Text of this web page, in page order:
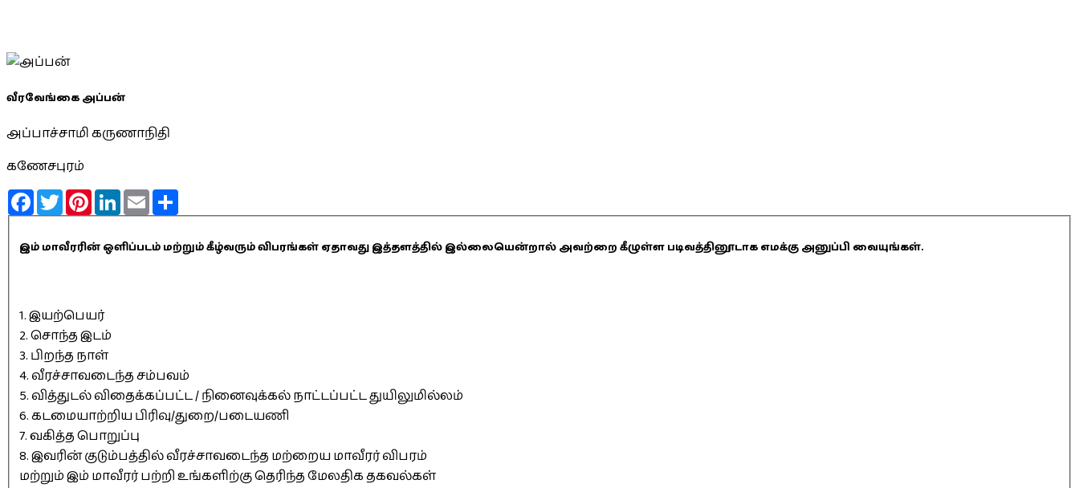
வீரவேங்கை அப்பன்
அப்பாச்சாமி கருணாநிதி
கணேசபுரம்
FacebookTwitterPinterestLinkedInEmail
இம் மாவீரரின் ஒளிப்படம் மற்றும் கீழ்வரும் விபரங்கள் ஏதாவது இத்தளத்தில் இல்லையென்றால் அவற்றை கீழுள்ள படிவத்தினூடாக எமக்கு அனுப்பி வையுங்கள்.
1. இயற்பெயர்
2. சொந்த இடம்
3. பிறந்த நாள்
4. வீரச்சாவடைந்த சம்பவம்
5. வித்துடல் விதைக்கப்பட்ட / நினைவுக்கல் நாட்டப்பட்ட துயிலுமில்லம்
6. கடமையாற்றிய பிரிவு/துறை/படையணி
7. வகித்த பொறுப்பு
8. இவரின் குடும்பத்தில் வீரச்சாவடைந்த மற்றைய மாவீரர் விபரம்
மற்றும் இம் மாவீரர் பற்றி உங்களிற்கு தெரிந்த மேலதிக தகவல்கள்